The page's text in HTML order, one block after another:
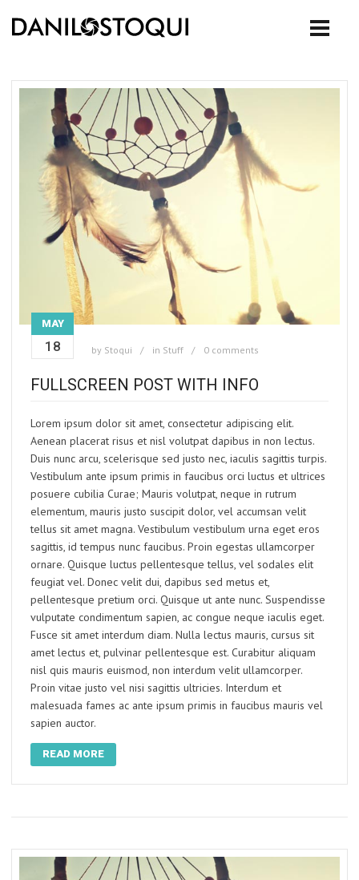
MAY
18 by Stoqui in Stuff 0 comments
FULLSCREEN POST WITH INFO
Lorem ipsum dolor sit amet, consectetur adipiscing elit.
Aenean placerat risus et nisl volutpat dapibus in non lectus.
Duis nunc arcu, scelerisque sed justo nec, iaculis sagittis turpis.
Vestibulum ante ipsum primis in faucibus orci luctus et ultrices
posuere cubilia Curae; Mauris volutpat, neque in rutrum
elementum, mauris justo suscipit dolor, vel accumsan velit
tellus sit amet magna. Vestibulum vestibulum urna eget eros
sagittis, id tempus nunc faucibus. Proin egestas ullamcorper
ornare. Quisque luctus pellentesque tellus, vel sodales elit
feugiat vel. Donec velit dui, dapibus sed metus et,
pellentesque pretium orci. Quisque ut ante nunc. Suspendisse
vulputate condimentum sapien, ac congue neque iaculis eget.
Fusce sit amet interdum diam. Nulla lectus mauris, cursus sit
amet lectus et, pulvinar pellentesque est. Curabitur aliquam
nisl quis mauris euismod, non interdum velit ullamcorper.
Proin vitae justo vel nisi sagittis ultricies. Interdum et
malesuada fames ac ante ipsum primis in faucibus mauris vel
sapien auctor.
READ MORE